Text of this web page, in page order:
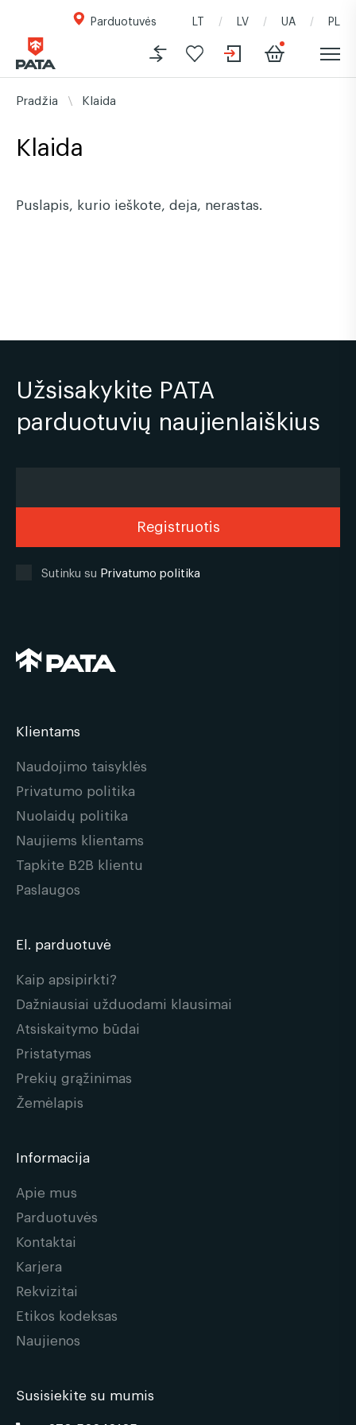
Parduotuvės LT LV UA PL
Pradžia Klaida
Klaida
Puslapis, kurio ieškote, deja, nerastas.
Užsisakykite PATA
parduotuvių naujienlaiškius
Sutinku su Privatumo politika
Klientams
Naudojimo taisyklės
Privatumo politika
Nuolaidų politika
Naujiems klientams
Tapkite B2B klientu
Paslaugos
El. parduotuvė
Kaip apsipirkti?
Dažniausiai užduodami klausimai
Atsiskaitymo būdai
Pristatymas
Prekių grąžinimas
Žemėlapis
Informacija
Apie mus
Parduotuvės
Kontaktai
Karjera
Rekvizitai
Etikos kodeksas
Naujienos
Susisiekite su mumis